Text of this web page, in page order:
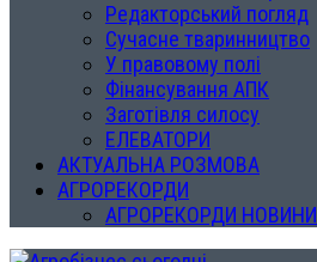
Редакторський погляд
Сучасне тваринництво
У правовому полі
Фінансування АПК
Заготівля силосу
ЕЛЕВАТОРИ
АКТУАЛЬНА РОЗМОВА
АГРОРЕКОРДИ
АГРОРЕКОРДИ НОВИНИ